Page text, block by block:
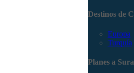
Destinos de
Europa
Turquía
Planes a